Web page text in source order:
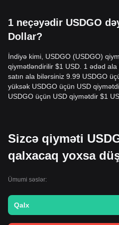
1 neçəyədir USDGO
Dollar?
İndiyə kimi, USDGO (USDGO)
qiymətləndirilir $1 USD. 1 ədəd
satın ala bilərsiniz 9.99 USDGO
yüksək USDGO üçün USD
USDGO üçün USD qiymətdir $1
Sizcə qiyməti
qalxacaq yoxsa
Ümumi səslər:
Qalx